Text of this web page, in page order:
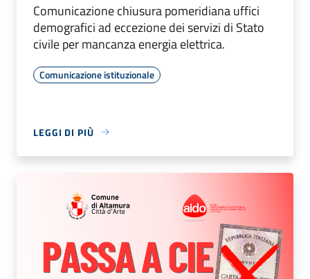
Comunicazione chiusura pomeridiana uffici
demografici ad eccezione dei servizi di Stato
civile per mancanza energia elettrica.
Comunicazione istituzionale
LEGGI DI PIÙ